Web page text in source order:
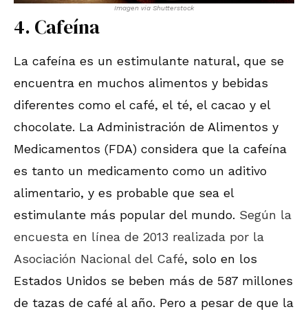
Imagen via Shutterstock
4. Cafeína
La cafeína es un estimulante natural, que se
encuentra en muchos alimentos y bebidas
diferentes como el café, el té, el cacao y el
chocolate. La Administración de Alimentos y
Medicamentos (FDA) considera que la cafeína
es tanto un medicamento como un aditivo
alimentario, y es probable que sea el
estimulante más popular del mundo. Según la
encuesta en línea de 2013 realizada por la
Asociación Nacional del Café, solo en los
Estados Unidos se beben más de 587 millones
de tazas de café al año. Pero a pesar de que la